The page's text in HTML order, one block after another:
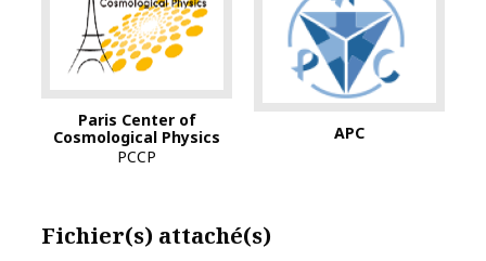
Paris Center of
Cosmological Physics
PCCP
APC
Fichier(s) attaché(s)